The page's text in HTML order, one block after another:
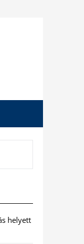
helyett